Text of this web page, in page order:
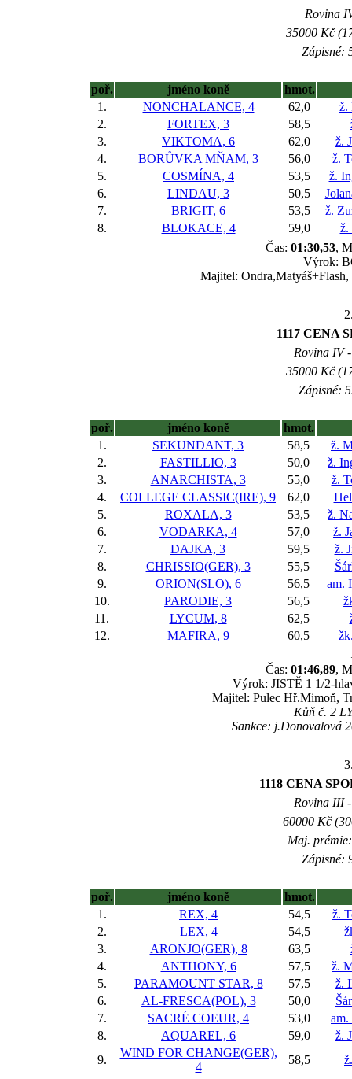
Rovina
35000 Kč
Zápisné:
poř. jméno koně
hmot.
1.
NONCHALANCE, 4 62,0
ž.
2.
FORTEX, 3 58,5
3.
VIKTOMA, 6 62,0
ž.
4.
BORŮVKA MŇAM, 3 56,0
ž.
5.
COSMÍNA, 4 53,5
ž.
6.
LINDAU, 3 50,5
7.
BRIGIT, 6 53,5
ž.
8.
BLOKACE, 4 59,0
ž.
Čas: 01:30,53,
Výrok:
Majitel:
1117 CENA
Rovina IV
35000 Kč
Zápisné:
poř. jméno koně
hmot.
1.
SEKUNDANT, 3 58,5
ž.
2.
FASTILLIO, 3 50,0
ž.
3.
ANARCHISTA, 3 55,0
ž.
4.
COLLEGE CLASSIC(IRE), 9 62,0
5.
ROXALA, 3 53,5
ž.
6.
VODARKA, 4 57,0
ž.
7.
DAJKA, 3 59,5
ž.
8.
CHRISSIO(GER), 3 55,5
9.
ORION(SLO), 6 56,5
am.
10.
PARODIE, 3 56,5
11.
LYCUM, 8 62,5
12.
MAFIRA, 9 60,5
Čas: 01:46,89,
Výrok: JISTĚ 1 1/2-
Majitel: Pulec Hř.Mimoň,
Kůň č. 2
Sankce: j.Donovalová
1118 CENA
Rovina III
60000 Kč
Maj.
Zápisné:
poř. jméno koně
hmot.
1.
REX, 4 54,5
ž.
2.
LEX, 4 54,5
3.
ARONJO(GER), 8 63,5
4.
ANTHONY, 6 57,5
ž.
5.
PARAMOUNT STAR, 8 57,5
ž.
6.
AL-FRESCA(POL), 3 50,0
7.
SACRÉ COEUR, 4 53,0
8.
AQUAREL, 6 59,0
ž.
9.
WIND FOR CHANGE(GER),
4
58,5